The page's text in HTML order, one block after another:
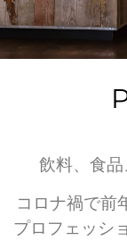
飲料、食
コロナ禍で前
プロフェッシ